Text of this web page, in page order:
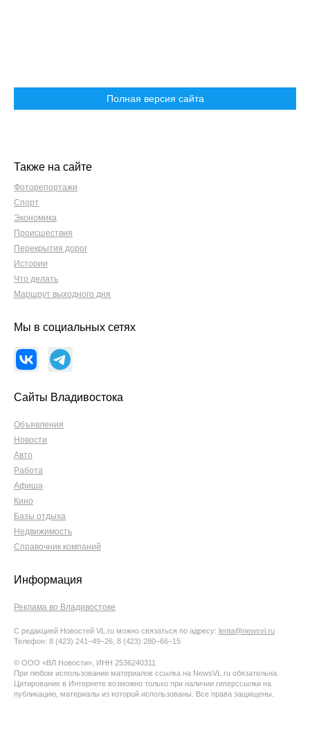
Полная версия сайта
Также на сайте
Фоторепортажи
Спорт
Экономика
Происшествия
Перекрытия дорог
Истории
Что делать
Маршрут выходного дня
Мы в социальных сетях
Сайты Владивостока
Объявления
Новости
Авто
Работа
Афиша
Кино
Базы отдыха
Недвижимость
Справочник компаний
Информация
Реклама во Владивостоке
С редакцией Новостей VL.ru можно связаться по адресу: lenta@newsvl.ru
Телефон: 8 (423) 241−49−26, 8 (423) 280−66−15
© ООО «ВЛ Новости», ИНН 2536240311
При любом использовании материалов ссылка на NewsVL.ru обязательна.
Цитирование в Интернете возможно только при наличии гиперссылки на
публикацию, материалы из которой использованы. Все права защищены.